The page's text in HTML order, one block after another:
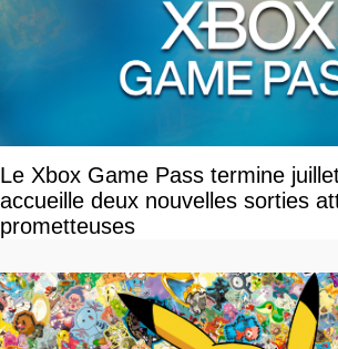
Le Xbox Game Pass termine
accueille deux nouvelles sorties
prometteuses